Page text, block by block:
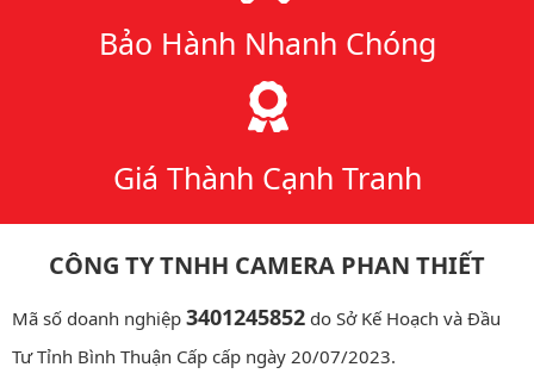
Bảo Hành Nhanh Chóng
Giá Thành Cạnh Tranh
CÔNG TY TNHH CAMERA PHAN THIẾT
Mã số doanh nghiệp 3401245852 do Sở Kế Hoạch và Đầu
Tư Tỉnh Bình Thuận Cấp cấp ngày 20/07/2023.